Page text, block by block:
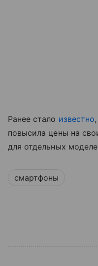
Ранее стало известно
повысила цены на
для отдельных
смартфоны